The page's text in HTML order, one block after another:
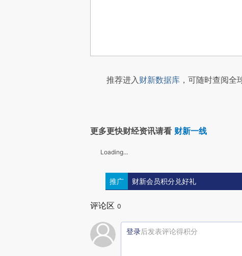
推荐进入财新数据库 ，可随时查阅全
更多更快财经资讯请看 财新一线
Loading...
推广 财新会员积分兑好礼
评论区 0
登录后发表评论得积分